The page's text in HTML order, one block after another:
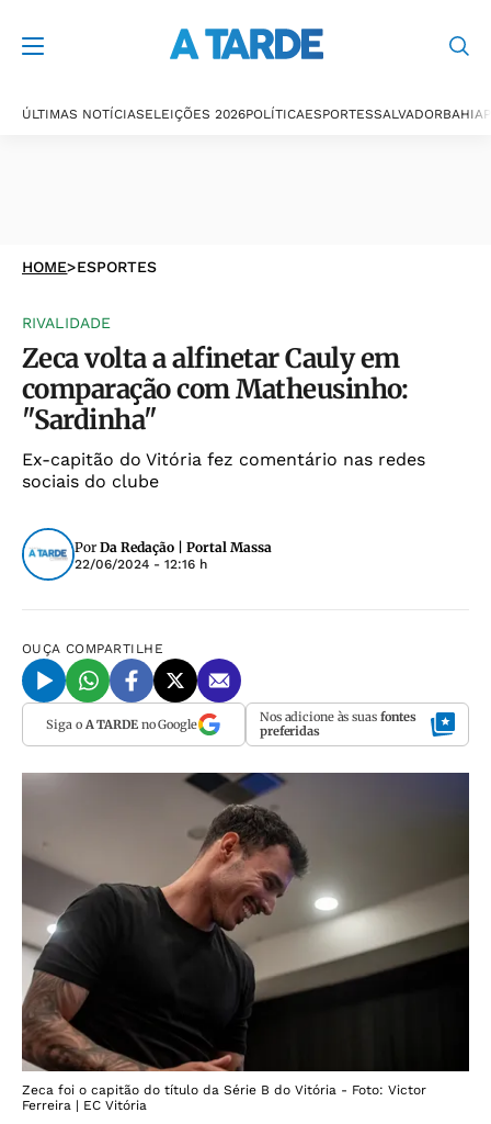
ÚLTIMAS NOTÍCIASELEIÇÕES 2026POLÍTICAESPORTESSALVADORBAHIA
HOME>ESPORTES
RIVALIDADE
Zeca volta a alfinetar Cauly em
comparação com Matheusinho:
"Sardinha"
Ex-capitão do Vitória fez comentário nas redes
sociais do clube
Por Da Redação | Portal Massa
22/06/2024 - 12:16 h
OUÇA COMPARTILHE
Siga o A TARDEno Google Nos adicione às suas fontes
preferidas
Zeca foi o capitão do título da Série B do Vitória - Foto: Victor
Ferreira | EC Vitória